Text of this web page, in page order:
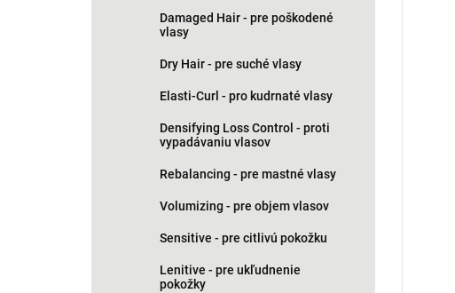
Damaged Hair - pre poškodené
vlasy
Dry Hair - pre suché vlasy
Elasti-Curl - pro kudrnaté vlasy
Densifying Loss Control - proti
vypadávaniu vlasov
Rebalancing - pre mastné vlasy
Volumizing - pre objem vlasov
Sensitive - pre citlivú pokožku
Lenitive - pre ukľudnenie
pokožky